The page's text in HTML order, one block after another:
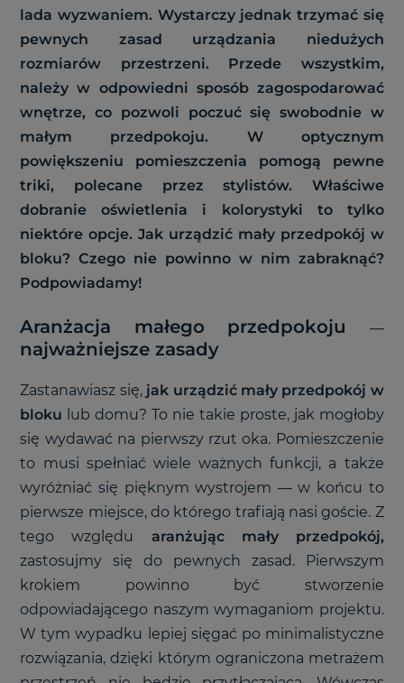
lada wyzwaniem. Wystarczy jednak trzymać się
pewnych zasad urządzania niedużych
rozmiarów przestrzeni. Przede wszystkim,
należy w odpowiedni sposób zagospodarować
wnętrze, co pozwoli poczuć się swobodnie w
małym przedpokoju. W optycznym
powiększeniu pomieszczenia pomogą pewne
triki, polecane przez stylistów. Właściwe
dobranie oświetlenia i kolorystyki to tylko
niektóre opcje. Jak urządzić mały przedpokój w
bloku? Czego nie powinno w nim zabraknąć?
Podpowiadamy!
Aranżacja małego przedpokoju —
najważniejsze zasady
Zastanawiasz się, jak urządzić mały przedpokój w
bloku lub domu? To nie takie proste, jak mogłoby
się wydawać na pierwszy rzut oka. Pomieszczenie
to musi spełniać wiele ważnych funkcji, a także
wyróżniać się pięknym wystrojem — w końcu to
pierwsze miejsce, do którego trafiają nasi goście. Z
tego względu aranżując mały przedpokój,
zastosujmy się do pewnych zasad. Pierwszym
krokiem powinno być stworzenie
odpowiadającego naszym wymaganiom projektu.
W tym wypadku lepiej sięgać po minimalistyczne
rozwiązania, dzięki którym ograniczona metrażem